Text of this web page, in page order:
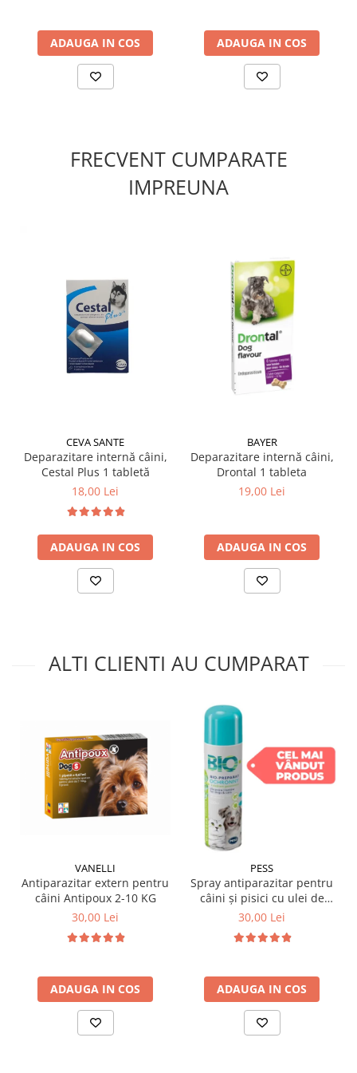
biodegradabil.
ADAUGA IN COS ADAUGA IN COS
FRECVENT CUMPARATE
IMPREUNA
CEVA SANTE
Deparazitare internă câini,
Cestal Plus 1 tabletă
18,00 Lei
ADAUGA IN COS
BAYER
Deparazitare internă câini,
Drontal 1 tableta
19,00 Lei
ADAUGA IN COS
ALTI CLIENTI AU CUMPARAT
VANELLI
Antiparazitar extern pentru
câini Antipoux 2-10 KG
30,00 Lei
ADAUGA IN COS
PESS
Spray antiparazitar pentru
câini și pisici cu ulei de
geranium Pess 250 ml
30,00 Lei
ADAUGA IN COS